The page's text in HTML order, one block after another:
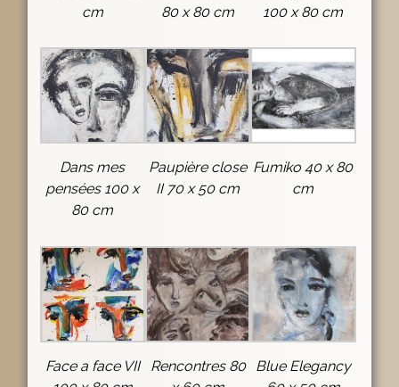
cm
80 x 80 cm
100 x 80 cm
Dans mes
pensées 100 x
80 cm
Paupière close
II 70 x 50 cm
Fumiko 40 x 80
cm
Face a face VII
Rencontres 80
Blue Elegancy